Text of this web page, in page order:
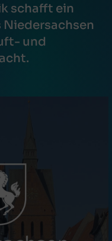
schafft ein
Niedersachsen
und